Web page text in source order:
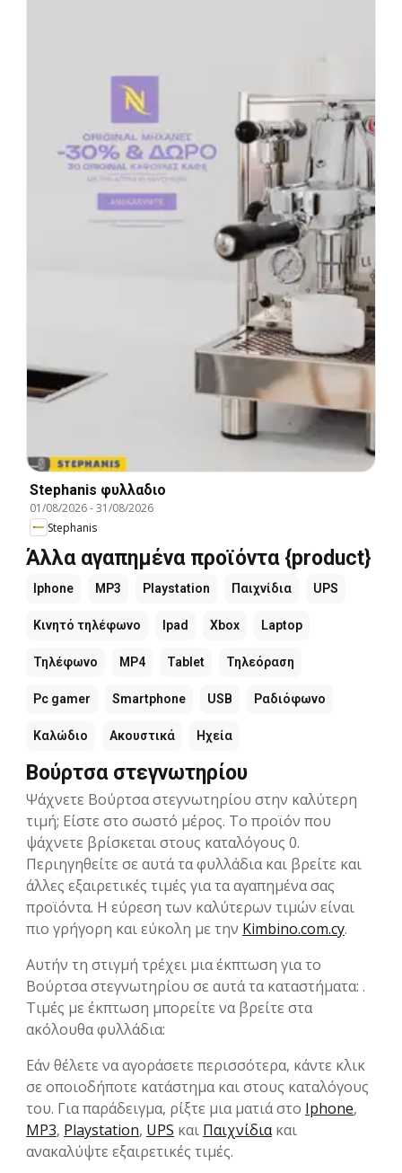
Stephanis φυλλαδιο
01/08/2026-31/08/2026
Stephanis
Άλλα αγαπημένα προϊόντα {product}
Iphone MP3 Playstation Παιχνίδια UPS
Κινητό τηλέφωνο Ipad Xbox Laptop
Τηλέφωνο MP4 Tablet Τηλεόραση
Pc gamer Smartphone USB Ραδιόφωνο
Καλώδιο Ακουστικά Ηχεία
Βούρτσα στεγνωτηρίου
Ψάχνετε Βούρτσα στεγνωτηρίου στην καλύτερη
τιμή; Είστε στο σωστό μέρος. Το προϊόν που
ψάχνετε βρίσκεται στους καταλόγους 0.
Περιηγηθείτε σε αυτά τα φυλλάδια και βρείτε και
άλλες εξαιρετικές τιμές για τα αγαπημένα σας
προϊόντα. Η εύρεση των καλύτερων τιμών είναι
πιο γρήγορη και εύκολη με την Kimbino.com.cy.
Αυτήν τη στιγμή τρέχει μια έκπτωση για το
Βούρτσα στεγνωτηρίου σε αυτά τα καταστήματα: .
Τιμές με έκπτωση μπορείτε να βρείτε στα
ακόλουθα φυλλάδια:
Εάν θέλετε να αγοράσετε περισσότερα, κάντε κλικ
σε οποιοδήποτε κατάστημα και στους καταλόγους
του. Για παράδειγμα, ρίξτε μια ματιά στο Iphone,
MP3, Playstation, UPS και Παιχνίδιακαι
ανακαλύψτε εξαιρετικές τιμές.